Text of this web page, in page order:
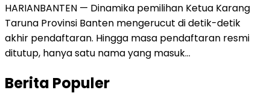
HARIANBANTEN — Dinamika pemilihan Ketua Karang
Taruna Provinsi Banten mengerucut di detik-detik
akhir pendaftaran. Hingga masa pendaftaran resmi
ditutup, hanya satu nama yang masuk…
Berita Populer